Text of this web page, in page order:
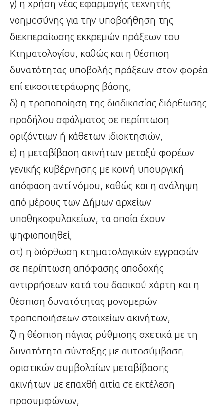
γ) η χρήση νέας εφαρμογής τεχνητής
νοημοσύνης για την υποβοήθηση της
διεκπεραίωσης εκκρεμών πράξεων του
Κτηματολογίου, καθώς και η θέσπιση
δυνατότητας υποβολής πράξεων στον φορέα
επί εικοσιτετράωρης βάσης,
δ) η τροποποίηση της διαδικασίας διόρθωσης
προδήλου σφάλματος σε περίπτωση
οριζόντιων ή κάθετων ιδιοκτησιών,
ε) η μεταβίβαση ακινήτων μεταξύ φορέων
γενικής κυβέρνησης με κοινή υπουργική
απόφαση αντί νόμου, καθώς και η ανάληψη
από μέρους των Δήμων αρχείων
υποθηκοφυλακείων, τα οποία έχουν
ψηφιοποιηθεί,
στ) η διόρθωση κτηματολογικών εγγραφών
σε περίπτωση απόφασης αποδοχής
αντιρρήσεων κατά του δασικού χάρτη και η
θέσπιση δυνατότητας μονομερών
τροποποιήσεων στοιχείων ακινήτων,
ζ) η θέσπιση πάγιας ρύθμισης σχετικά με τη
δυνατότητα σύνταξης με αυτοσύμβαση
οριστικών συμβολαίων μεταβίβασης
ακινήτων με επαχθή αιτία σε εκτέλεση
προσυμφώνων,